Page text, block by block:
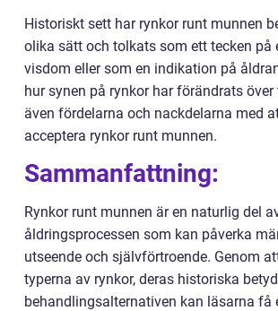
Historiskt sett har rynkor runt munnen
olika sätt och tolkats som ett tecken på
visdom eller som en indikation på
hur synen på rynkor har förändrats
även fördelarna och nackdelarna med
acceptera rynkor runt munnen.
Sammanfattning:
Rynkor runt munnen är en naturlig del
åldringsprocessen som kan påverka
utseende och självförtroende. Genom
typerna av rynkor, deras historiska
behandlingsalternativen kan läsarna få